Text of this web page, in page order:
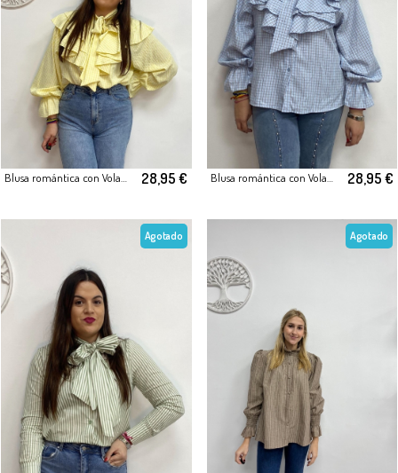
Blusa romántica con Volantes Parte Frontal 28,95 € Blusa romántica con Volantes Parte Frontal 28,95 €
Agotado Agotado